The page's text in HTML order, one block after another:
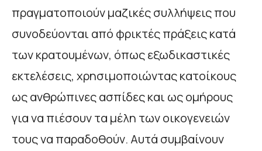
πραγματοποιούν μαζικές συλλήψεις που
συνοδεύονται από φρικτές πράξεις κατά
των κρατουμένων, όπως εξωδικαστικές
εκτελέσεις, χρησιμοποιώντας κατοίκους
ως ανθρώπινες ασπίδες και ως ομήρους
για να πιέσουν τα μέλη των οικογενειών
τους να παραδοθούν. Αυτά συμβαίνουν